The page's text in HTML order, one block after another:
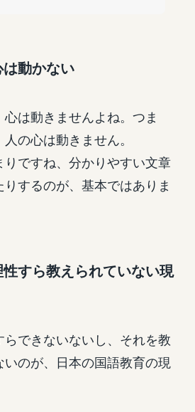
動かない
は動きませんよね。つま
の心は動きません。
りですね、分かりやすい文章
するのが、基本ではありま
すら教えられていない現
できないないし、それを教
いのが、日本の国語教育の現